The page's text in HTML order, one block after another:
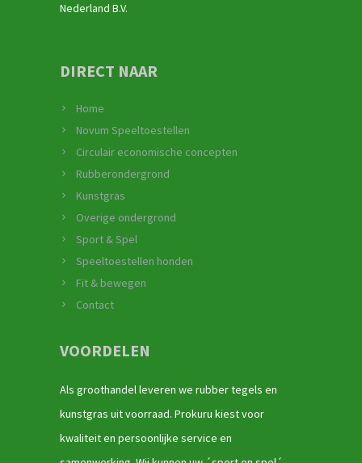
Nederland B.V.
DIRECT NAAR
Home
Novum Speeltoestellen
Circulair economische concepten
Rubberondergrond
Kunstgras
Overige ondergrond
Sport & Spel
Speeltoestellen honden
Fit & bewegen
Contact
VOORDELEN
Als groothandel leveren we rubber tegels en
kunstgras uit voorraad. Prokuru kiest voor
kwaliteit en persoonlijke service en